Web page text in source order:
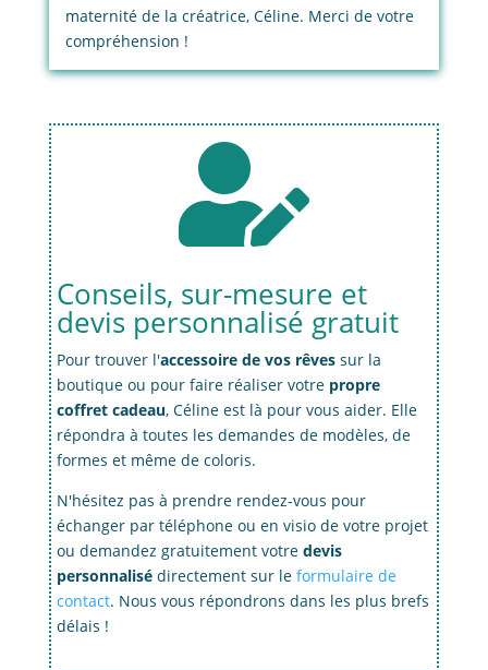
maternité de la créatrice, Céline. Merci de votre
compréhension !

Conseils, sur-mesure et
devis personnalisé gratuit
Pour trouver l'accessoire de vos rêvessur la
boutique ou pour faire réaliser votre propre
coffret cadeau, Céline est là pour vous aider. Elle
répondra à toutes les demandes de modèles, de
formes et même de coloris.
N'hésitez pas à prendre rendez-vous pour
échanger par téléphone ou en visio de votre projet
ou demandez gratuitement votre devis
personnalisédirectement sur le formulaire de
contact. Nous vous répondrons dans les plus brefs
délais !